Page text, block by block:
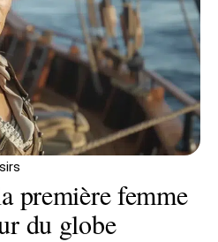
première femme
du globe